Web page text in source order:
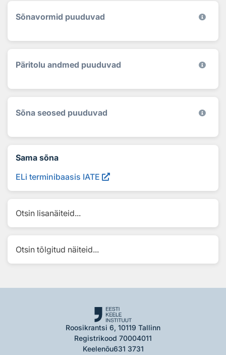
Sõnavormid puuduvad
Päritolu andmed puuduvad
Sõna seosed puuduvad
Sama sõna
ELi terminibaasis IATE
Otsin lisanäiteid...
Otsin tõlgitud näiteid...
Roosikrantsi 6, 10119 Tallinn
Registrikood 70004011
Keelenõu631 3731